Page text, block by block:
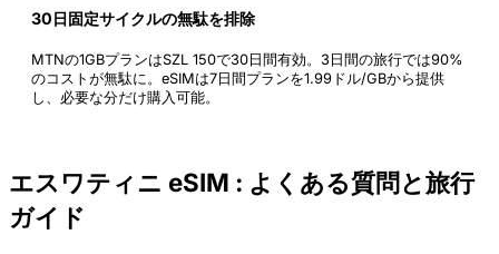
30日固定サイクルの無駄を排除
MTNの1GBプランはSZL 150で30日間有効。3日間の旅行では90%
のコストが無駄に。eSIMは7日間プランを1.99ドル/GBから提供
し、必要な分だけ購入可能。
エスワティニ eSIM : よくある質問と旅行
ガイド